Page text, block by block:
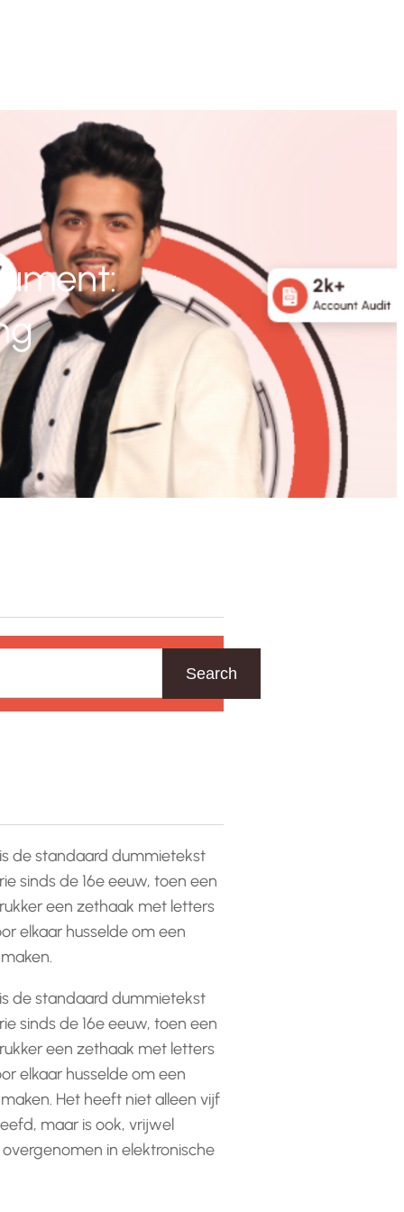
Search
de standaard dummietekst
sinds de 16e eeuw, toen een
een zethaak met letters
elkaar husselde om een
de standaard dummietekst
sinds de 16e eeuw, toen een
een zethaak met letters
elkaar husselde om een
Het heeft niet alleen vijf
maar is ook, vrijwel
in elektronische